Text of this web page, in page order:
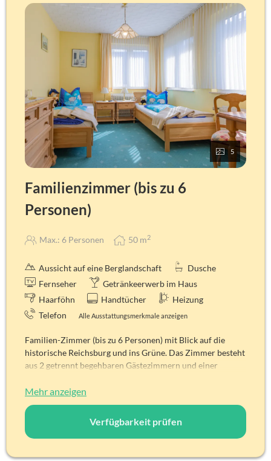
zum Öffnen mit Rollladen, Telefon am Bett mit möglichem
Weckruf, Leselampen, Wandspiegel, LCD-Flachbild TV-26-
Zoll (Integriertes Radio) mit Satellitenempfang, digitale
Gästemappe, über WLAN mit eigenem Gerät
Badausstattung
WC, Dusche, Waschbecken, Hotel-Föhn, Hair- und
Bodyshampoo, Kosmetiktücher, Hygienebag, Handtuch,
Duschtuch, Bademantel (auf Anfrage).
Je nach Zimmer kann die Ausstattung leicht abweichen!
5
Familienzimmer (bis zu 6
Personen)
Max.: 6 Personen 50 m2
Aussicht auf eine Berglandschaft
Dusche
Fernseher
Getränkeerwerb im Haus
Haarföhn
Handtücher
Heizung
Telefon
Alle Ausstattungsmerkmale anzeigen
Familien-Zimmer (bis zu 6 Personen) mit Blick auf die
historische Reichsburg und ins Grüne. Das Zimmer besteht
aus 2 getrennt begehbaren Gästezimmern und einer
Badezimmern mit Dusche.
Alle Zimmer sind Nichtraucherzimmer!
Zimmerdetails
Gesamtbelegung: 6 Personen
Aussicht: Auf die Reichsburg und ins Grüne
Mehr anzeigen
Verfügbarkeit prüfen